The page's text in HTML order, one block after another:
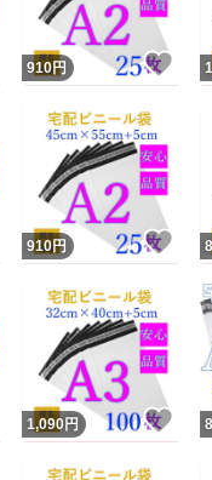
いいね！
910円 い
いいね！
910円 い
いいね！
1,090 円 い